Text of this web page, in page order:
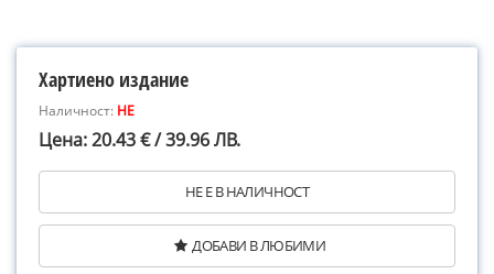
Хартиено издание
Наличност: НЕ
Цена: 20.43 € / 39.96 ЛВ.
НЕ Е В НАЛИЧНОСТ
ДОБАВИ В ЛЮБИМИ